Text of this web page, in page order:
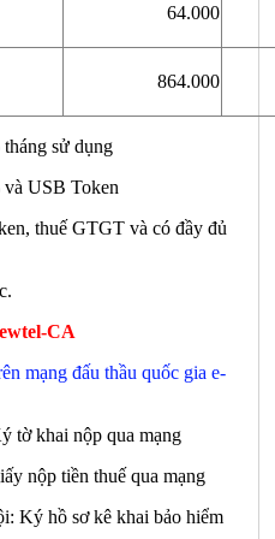
64.000
864.000
sử dụng
USB Token
thuế GTGT và có đầy đủ
CA
mạng đấu thầu quốc gia e-
tờ khai nộp qua mạng
nộp tiền thuế qua mạng
Ký hồ sơ kê khai bảo hiểm